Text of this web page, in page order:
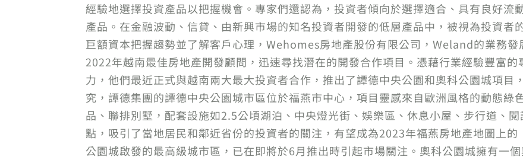
經驗地選擇投資產品以把握機會。專家們還認為，投資者傾向於選擇適合、具有良好流
產品。在金融波動、信貸、由新興市場的知名投資者開發的低層產品中，被視為投資者
巨額資本把握趨勢並了解客戶心理，Wehomes房地產股份有限公司，Weland的業務
2022年越南最佳房地產開發顧問，迅速尋找潛在的開發合作項目。憑藉行業經驗豐富
力，他們最近正式與越南兩大最大投資者合作，推出了譚德中央公園和奧科公園城項目
究，譚德集團的譚德中央公園城市區位於福燕市中心，項目靈感來自歐洲風格的動態綠
品、聯排別墅，配套設施如2.5公頃湖泊、中央燈光街、娛樂區、休息小屋、步行道、
點，吸引了當地居民和鄰近省份的投資者的關注，有望成為2023年福燕房地產地圖上
公園城啟發的最高級城市區，已在即將於6月推出時引起市場關注。奧科公園城擁有一